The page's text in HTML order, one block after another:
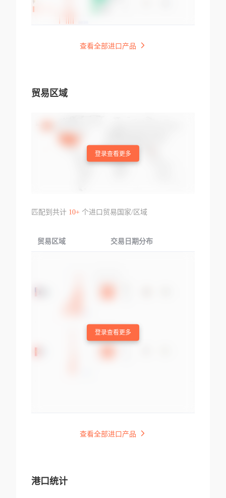
查看全部进口产品
贸易区域
登录查看更多
匹配到共计 10+个进口贸易国家/区域
贸易区域 交易日期分布
登录查看更多
查看全部进口产品
港口统计